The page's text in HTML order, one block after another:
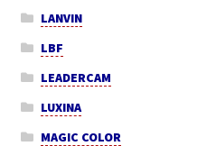
LANVIN
LBF
LEADERCAM
LUXINA
MAGIC COLOR